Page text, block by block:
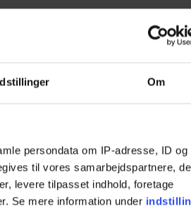
Om
persondata om IP-adresse, ID og
til vores samarbejdspartnere,
levere tilpasset indhold, foretage
Se mere information under